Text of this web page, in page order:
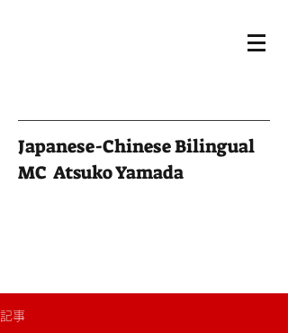
Japanese-Chinese Bilingual
MC Atsuko Yamada
記事